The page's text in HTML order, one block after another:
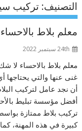
التصنيف: تركيب
معلم بلاط بالاحساء
24th سبتمبر 2022
معلم بلاط بالاحساء لا
غنى عنها والتي
أن نجد عامل لتركيب
أفضل مؤسسة تبليط
تركيب بلاط ممتازة
كبيرة في هذه المهنة،